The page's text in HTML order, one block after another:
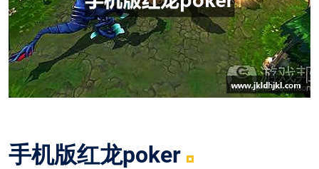
手机版红龙poker